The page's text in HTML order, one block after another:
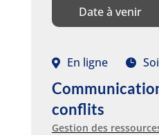
Date à venir
En ligne
conflits
Gestion des